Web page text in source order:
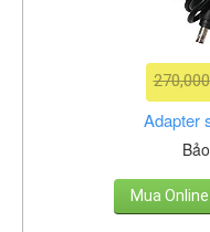
Adapter
Mua Online